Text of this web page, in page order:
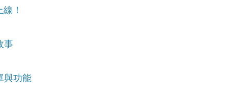
線！
事
與功能